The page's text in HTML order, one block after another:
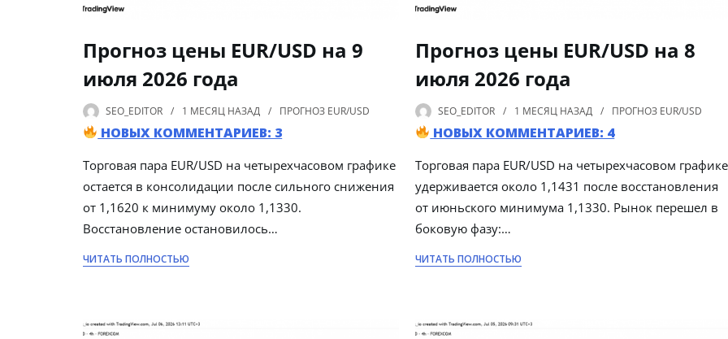
Прогноз цены EUR/USD на 9
июля 2026 года
SEO_EDITOR 1 МЕСЯЦ НАЗАД ПРОГНОЗ EUR/USD
НОВЫХ КОММЕНТАРИЕВ: 3
Торговая пара EUR/USD на четырехчасовом графике
остается в консолидации после сильного снижения
от 1,1620 к минимуму около 1,1330.
Восстановление остановилось…
ЧИТАТЬ ПОЛНОСТЬЮ
Прогноз цены EUR/USD на 8
июля 2026 года
SEO_EDITOR 1 МЕСЯЦ НАЗАД ПРОГНОЗ EUR/USD
НОВЫХ КОММЕНТАРИЕВ: 4
Торговая пара EUR/USD на четырехчасовом графике
удерживается около 1,1431 после восстановления
от июньского минимума 1,1330. Рынок перешел в
боковую фазу:…
ЧИТАТЬ ПОЛНОСТЬЮ